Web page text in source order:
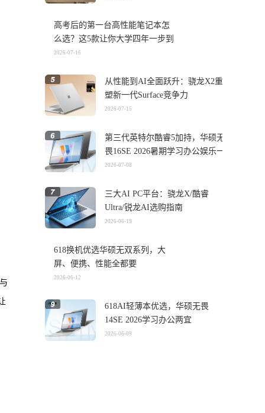
高考后的第一台高性能笔记本怎
么选？这5款让你大学四年一步到
位
2026-07-16
从性能到AI全面跃升：骁龙X2重
塑新一代Surface竞争力
2026-07-15
第三代英特尔酷睿5加持，华硕无
畏16SE 2026暑期学习办公娱乐一
机搞定
2026-07-08
三大AI PC平台：骁龙X/酷睿
Ultra/锐龙AI选购指南
2026-06-19
618换机优选华硕无双系列，大
屏、便携、性能全都要
2026-06-12
618AI轻薄本优选，华硕无畏
14SE 2026学习办公两宜
2026-06-09